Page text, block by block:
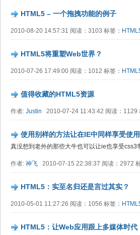
HTML5 – 一个拖拽功能的例子
2010-08-20 14:57:31 阅读：3103 标签：
HTML5将重塑Web世界？
2010-07-26 17:49:00 阅读：1012 标签：
值得收藏的HTML5资源
作者: Justin 2010-07-24 11:43:42 阅读：1129
使用别样的方法让在IE中同样享受使
真没想到老外的那些大牛也可以让ie也享受css3
作者: 神飞 2010-07-15 22:38:37 阅读：2972
HTML5：实至名归还是言过其实？
2010-05-01 11:27:26 阅读：1056 标签：
HTML5：让Web应用跟上多媒体时代